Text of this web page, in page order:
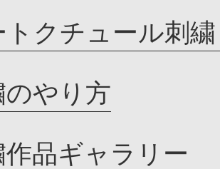
トクチュール刺
のやり方
作品ギャラリー